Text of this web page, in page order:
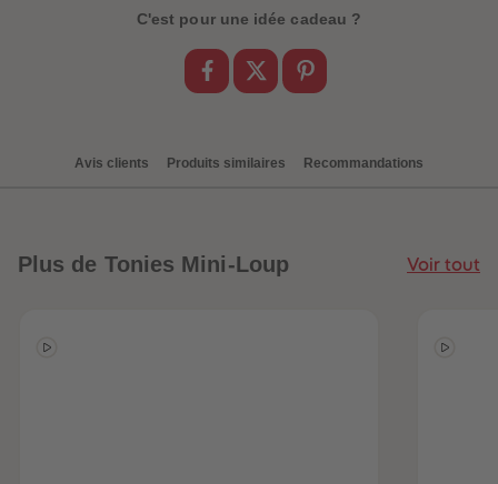
C'est pour une idée cadeau ?
Avis clients Produits similaires Recommandations
Plus de Tonies Mini-Loup Voir tout